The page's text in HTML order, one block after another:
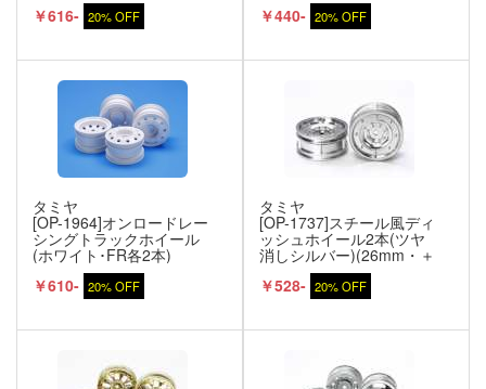
￥616- 20% OFF ￥440- 20% OFF
タミヤ
[OP-1964]オンロードレー
シングトラックホイール
(ホワイト･FR各2本)
￥610- 20% OFF
タミヤ
[OP-1737]スチール風ディ
ッシュホイール2本(ツヤ
消しシルバー)(26mm・＋
￥528- 20% OFF